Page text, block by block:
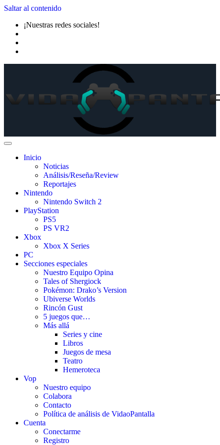
Saltar al contenido
¡Nuestras redes sociales!
Inicio
Noticias
Análisis/Reseña/Review
Reportajes
Nintendo
Nintendo Switch 2
PlayStation
PS5
PS VR2
Xbox
Xbox X Series
PC
Secciones especiales
Nuestro Equipo Opina
Tales of Shergiock
Pokémon: Drako’s Version
Ubiverse Worlds
Rincón Gust
5 juegos que…
Más allá
Series y cine
Libros
Juegos de mesa
Teatro
Hemeroteca
Vop
Nuestro equipo
Colabora
Contacto
Política de análisis de VidaoPantalla
Cuenta
Conectarme
Registro